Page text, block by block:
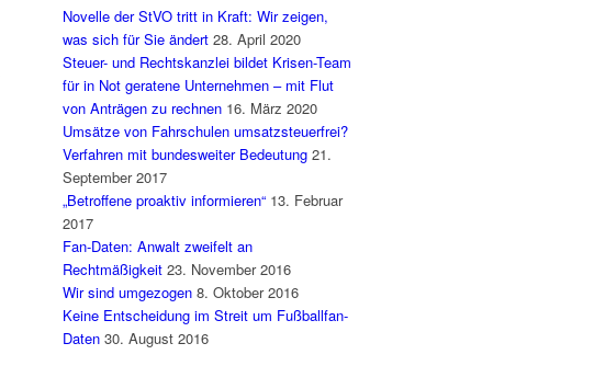
Novelle der StVO tritt in Kraft: Wir zeigen,
was sich für Sie ändert 28. April 2020
Steuer- und Rechtskanzlei bildet Krisen-Team
für in Not geratene Unternehmen – mit Flut
von Anträgen zu rechnen 16. März 2020
Umsätze von Fahrschulen umsatzsteuerfrei?
Verfahren mit bundesweiter Bedeutung 21.
September 2017
„Betroffene proaktiv informieren“ 13. Februar
2017
Fan-Daten: Anwalt zweifelt an
Rechtmäßigkeit 23. November 2016
Wir sind umgezogen 8. Oktober 2016
Keine Entscheidung im Streit um Fußballfan-
Daten 30. August 2016